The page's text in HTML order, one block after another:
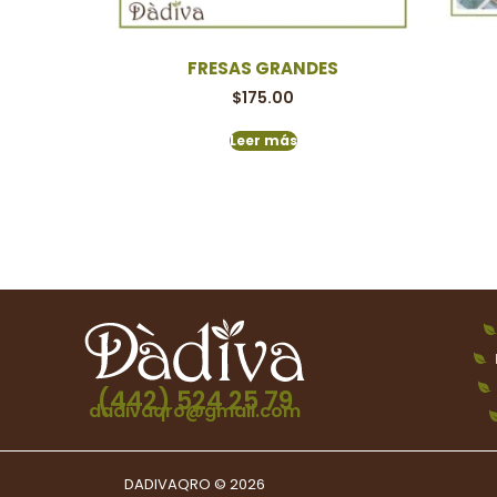
FRESAS GRANDES
$175.00
Leer más
(442) 524 25 79
dadivaqro@gmail.com
DADIVAQRO © 2026